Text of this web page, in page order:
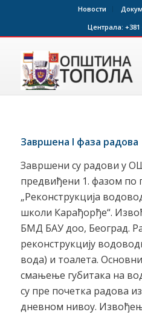
Новости
Централа: +381
Завршена I фаза радова
Завршени су радови у
предвиђени 1. фазом по
„Реконструкција
школи Карађорђе“.
БМД БАУ доо, Београд.
реконструкцију
вода) и тоалета.
смањење губитака на
су пре почетка радова
дневном нивоу.